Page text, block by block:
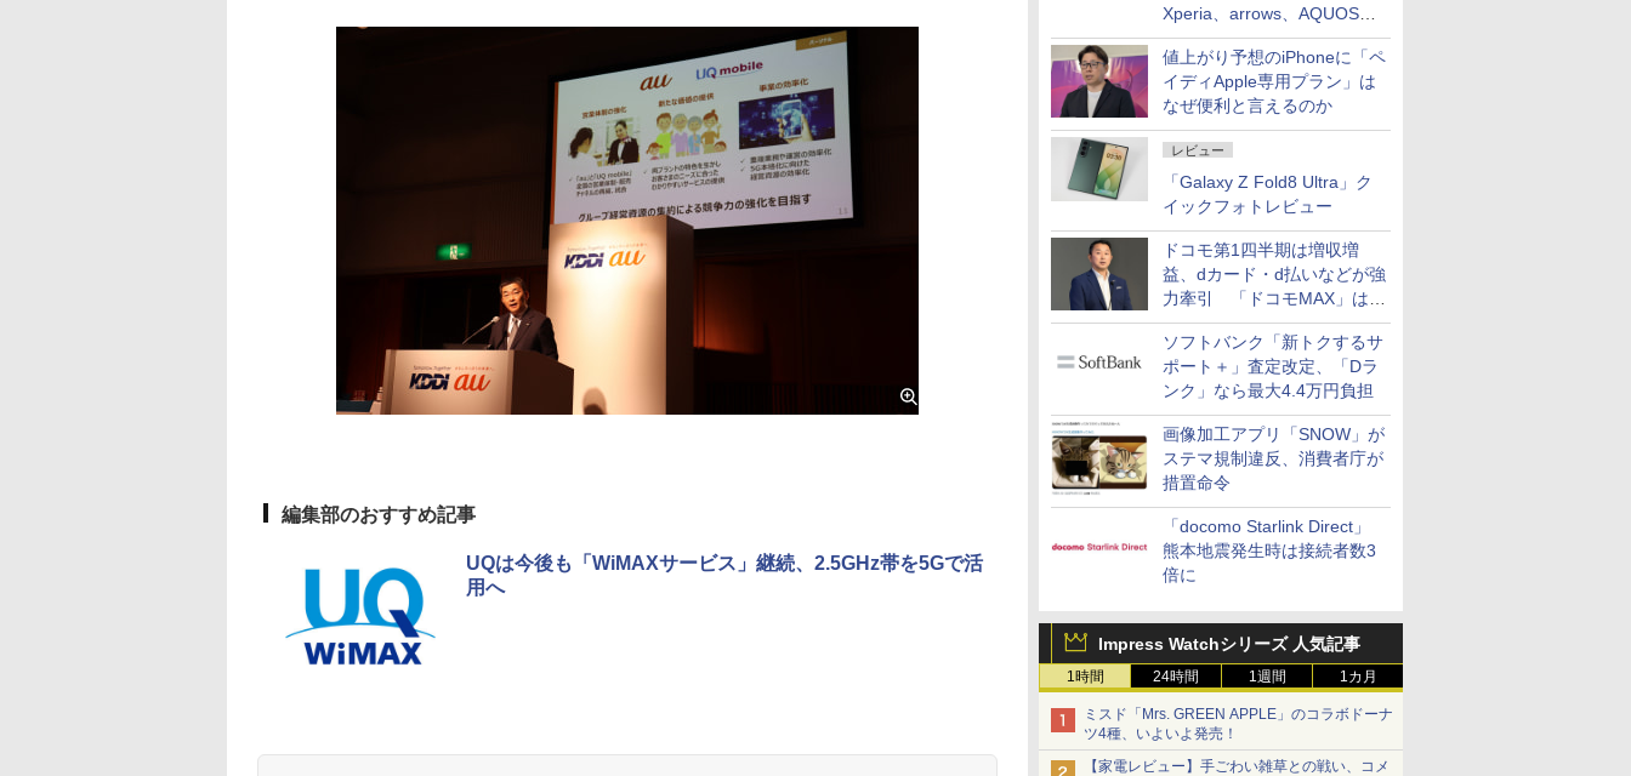
Xperia、arrows、AQUOSな
ど注目機種の特徴は
値上がり予想のiPhoneに「ペ
イディApple専用プラン」は
なぜ便利と言えるのか
レビュー
「Galaxy Z Fold8 Ultra」ク
イックフォトレビュー
ドコモ第1四半期は増収増
益、dカード・d払いなどが強
力牽引 「ドコモMAX」は
400万契約突破
ソフトバンク「新トクするサ
ポート＋」査定改定、「Dラ
ンク」なら最大4.4万円負担
画像加工アプリ「SNOW」が
ステマ規制違反、消費者庁が
措置命令
「docomo Starlink Direct」
熊本地震発生時は接続者数3
倍に
Impress Watchシリーズ 人気記事
1時間 24時間 1週間 1カ月
ミスド「Mrs. GREEN APPLE」のコラボドーナ
ツ4種、いよいよ発売！
【家電レビュー】手ごわい雑草との戦い、コメ
編集部のおすすめ記事
UQは今後も「WiMAXサービス」継続、2.5GHz帯を5Gで活
用へ